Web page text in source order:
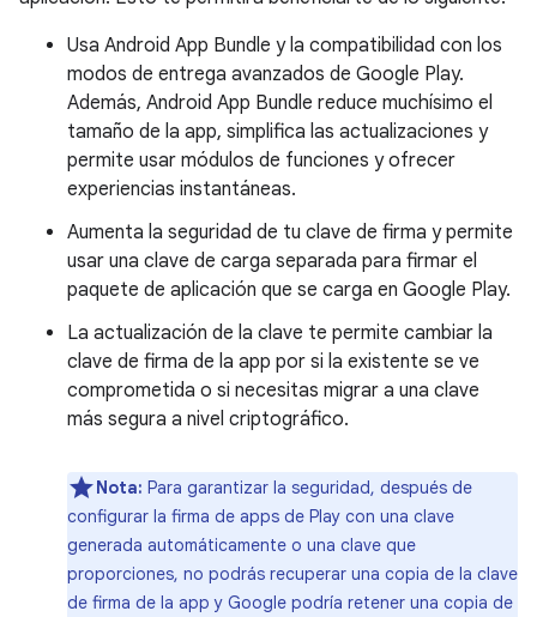
Usa Android App Bundle y la compatibilidad con los
modos de entrega avanzados de Google Play.
Además, Android App Bundle reduce muchísimo el
tamaño de la app, simplifica las actualizaciones y
permite usar módulos de funciones y ofrecer
experiencias instantáneas.
Aumenta la seguridad de tu clave de firma y permite
usar una clave de carga separada para firmar el
paquete de aplicación que se carga en Google Play.
La actualización de la clave te permite cambiar la
clave de firma de la app por si la existente se ve
comprometida o si necesitas migrar a una clave
más segura a nivel criptográfico.
Nota: Para garantizar la seguridad, después de
configurar la firma de apps de Play con una clave
generada automáticamente o una clave que
proporciones, no podrás recuperar una copia de la clave
de firma de la app y Google podría retener una copia de